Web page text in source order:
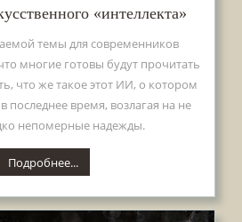
«интеллекта»
темы для современников
многие готовы будут прочитать
что же такое этот ИИ, о котором
последнее время, возлагая на не
непомерные надежды.
Подробнее...